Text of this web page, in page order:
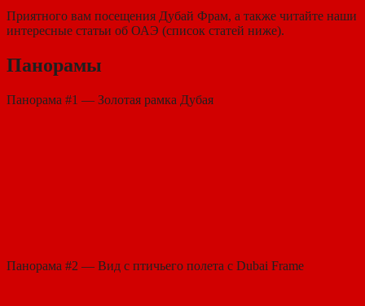
Приятного вам посещения Дубай Фрам, а также читайте наши
интересные статьи об ОАЭ (список статей ниже).
Панорамы
Панорама #1 — Золотая рамка Дубая
Панорама #2 — Вид с птичьего полета с Dubai Frame